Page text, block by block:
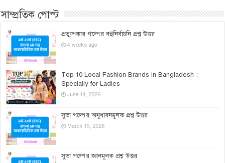
সাম্প্রতিক পোস্ট
প্রত্যুপকার গল্পের বহুনির্বাচনি প্রশ্ন উত্তর
4 weeks ago
Top 10 Local Fashion Brands in Bangladesh :
Specially for Ladies
June 14, 2026
সুভা গল্পের অনুধাবনমূলক প্রশ্ন উত্তর
March 15, 2026
সুভা গল্পের জ্ঞানমূলক প্রশ্ন উত্তর